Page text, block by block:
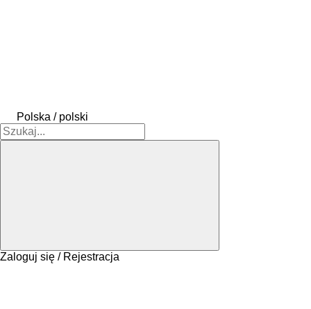
Polska / polski
Zaloguj się / Rejestracja